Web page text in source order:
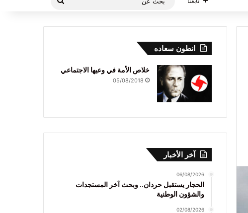
انطون سعاده
خلاص الأمة في وعيها الاجتماعي
05/08/2018
آخر الأخبار
06/08/2026
الحجار يستقبل حردان.. وبحث آخر المستجدات
والشؤون الوطنية
02/08/2026